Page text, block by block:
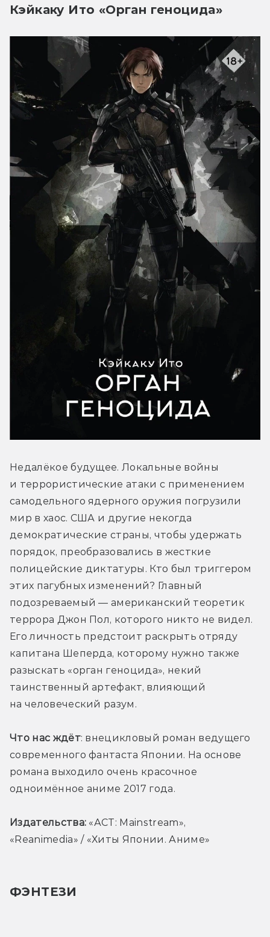
Кэйкаку Ито «Орган геноцида»
Недалёкое будущее. Локальные войны
и террористические атаки с применением
самодельного ядерного оружия погрузили
мир в хаос. США и другие некогда
демократические страны, чтобы удержать
порядок, преобразовались в жесткие
полицейские диктатуры. Кто был триггером
этих пагубных изменений? Главный
подозреваемый — американский теоретик
террора Джон Пол, которого никто не видел.
Его личность предстоит раскрыть отряду
капитана Шеперда, которому нужно также
разыскать «орган геноцида», некий
таинственный артефакт, влияющий
на человеческий разум.
Что нас ждёт: внецикловый роман ведущего
современного фантаста Японии. На основе
романа выходило очень красочное
одноимённое аниме 2017 года.
Издательства: «АСТ: Mainstream»,
«Reanimedia» / «Хиты Японии. Аниме»
ФЭНТЕЗИ